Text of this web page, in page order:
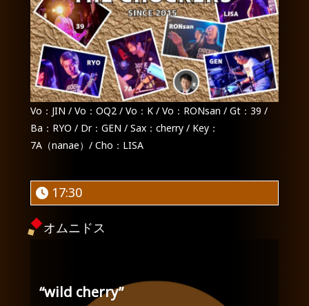
Vo：JIN / Vo：OQ2 / Vo：K / Vo：RONsan / Gt：39 /
Ba：RYO / Dr：GEN / Sax：cherry / Key：
7A（nanae）/ Cho：LISA
17:30
オムニドス
“wild cherry”